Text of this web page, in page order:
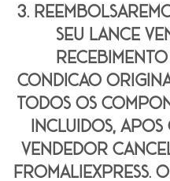
3.
seu lance
recebimento
condição
todos os
incluídos,
vendedor
fromaliexpress.